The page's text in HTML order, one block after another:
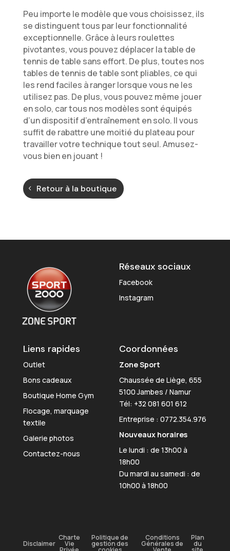
Peu importe le modèle que vous choisissez, ils
se distinguent tous par leur fonctionnalité
exceptionnelle. Grâce à leurs roulettes
pivotantes, vous pouvez déplacer la table de
tennis de table sans effort. De plus, toutes nos
tables de tennis de table sont pliables, ce qui
les rend faciles à ranger lorsque vous ne les
utilisez pas. De plus, vous pouvez même jouer
en solo, car tous nos modèles sont équipés
d’un dispositif d’entraînement en solo. Il vous
suffit de rabattre une moitié du plateau pour
travailler votre technique tout seul. Amusez-
vous bien en jouant !
Retour à la boutique
Réseaux sociaux
Facebook
Instagram
Liens rapides
Outlet
Bons cadeaux
Boutique Home Gym
Flocage, marquage
textile
Galerie photos
Contactez-nous
Coordonnées
Zone Sport
Chaussée de Liège, 655
5100 Jambes / Namur
Tél: +32 081 601 612
Entreprise : 0772.354.976
Nouveaux horaires
Le lundi : de 13h00 à
18h00
Du mardi au samedi : de
10h00 à 18h00
Disclaimer
Charte
Vie
Politique de
gestion des
Conditions
Générales de
Plan
du